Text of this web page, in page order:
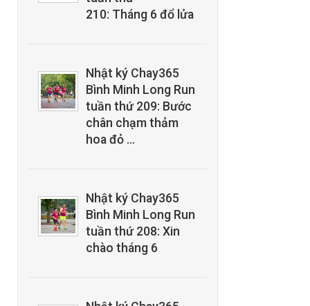
210: Tháng 6 đổ lửa
Nhật ký Chay365
Bình Minh Long Run
tuần thứ 209: Bước
chân chạm thảm
hoa đỏ …
Nhật ký Chay365
Bình Minh Long Run
tuần thứ 208: Xin
chào tháng 6